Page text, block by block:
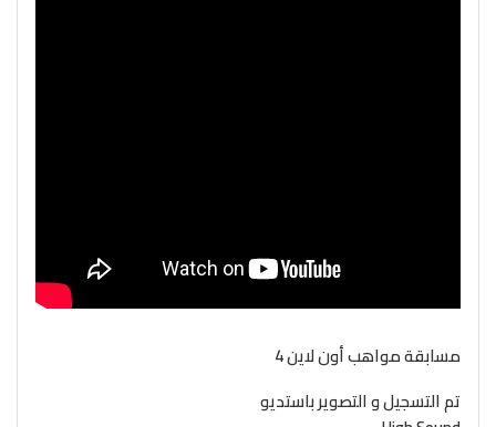
مسابقة مواهب أون لاين 4
تم التسجيل و التصوير باستديو